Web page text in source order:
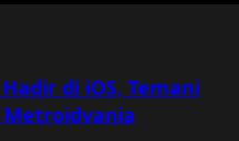
di iOS, Temani
Metroidvania